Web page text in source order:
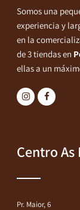
Somos una
experiencia y
en la
de 3 tiendas en
ellas a un
Centro As
Pr. Maior, 6